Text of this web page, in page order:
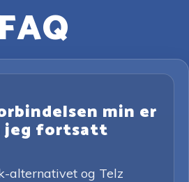
FAQ
min er
jeg fortsatt
alternativet og Telz